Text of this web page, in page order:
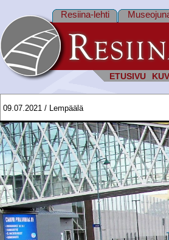
ETUSIVU
Resiina-lehti
09.07.2021 / Lempäälä